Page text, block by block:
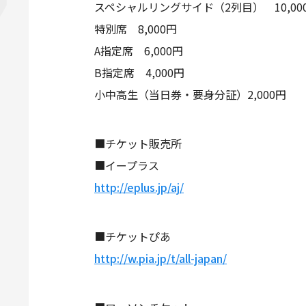
スペシャルリングサイド（2列目）
特別席 8,000円
A指定席 6,000円
B指定席 4,000円
小中高生（当日券・要身分証）2,000円
■チケット販売所
■イープラス
http://eplus.jp/aj/
■チケットぴあ
http://w.pia.jp/t/all-japan/